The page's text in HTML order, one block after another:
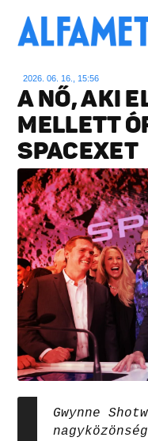
2026. 06. 16., 15:56
A NŐ, AKI
MELLETT
SPACEXET
Gwynne